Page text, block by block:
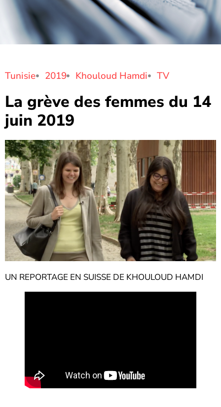
Tunisie 2019 Khouloud Hamdi TV
La grève des femmes du 14
juin 2019
UN REPORTAGE EN SUISSE DE KHOULOUD HAMDI